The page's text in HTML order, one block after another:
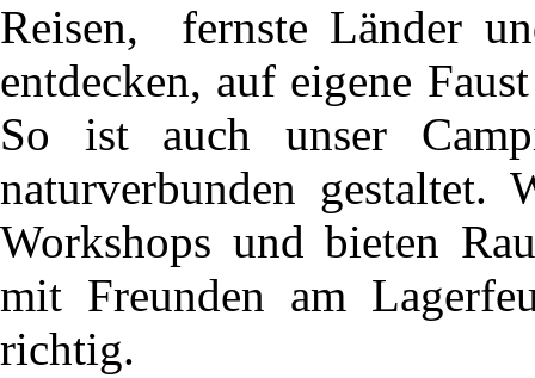
Reisen, fernste Länder
entdecken, auf eigene
So ist auch unser
naturverbunden gestaltet.
Workshops und bieten
mit Freunden am
richtig.